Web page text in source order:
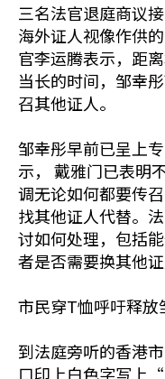
三名法官退庭商议
海外证人视像作供
官李运腾表示，距
当长的时间，邹幸
召其他证人。
邹幸彤早前已呈上
示， 戴雅门已表明
调无论如何都要传
找其他证人代替。
讨如何处理，包括
者是否需要换其他证
市民穿T恤呼吁释放
到法庭旁听的香港
口印上白色字写上